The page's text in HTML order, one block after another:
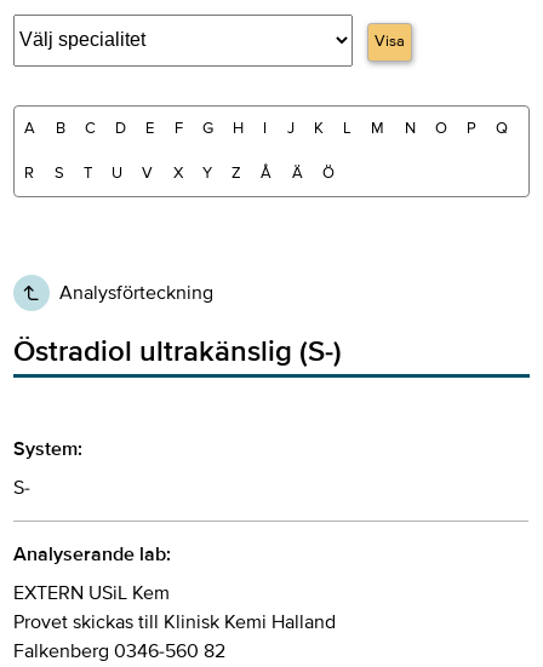
Visa
A B C D E F G H I J K L M N O P Q
R S T U V X Y Z Å Ä Ö
Analysförteckning
Östradiol ultrakänslig (S-)
System:
S-
Analyserande lab:
EXTERN USiL Kem
Provet skickas till Klinisk Kemi Halland
Falkenberg 0346-560 82